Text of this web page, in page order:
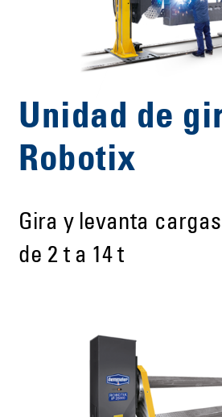
Unidad de
Robotix
Gira y levanta
de 2 t a 14 t